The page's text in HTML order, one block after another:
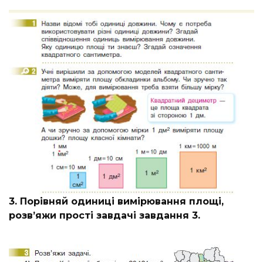
3. Порівняй одиниці вимірювання площі,
розв’яжи прості завдачі завдання 3.